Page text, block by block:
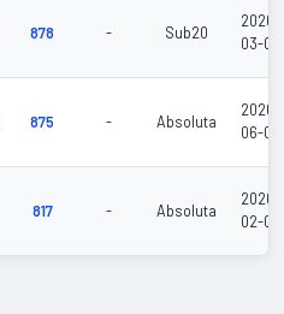
878 - Sub20
2026-
03-08
875 - Absoluta
2026-
06-07
817 - Absoluta
2026-
02-08